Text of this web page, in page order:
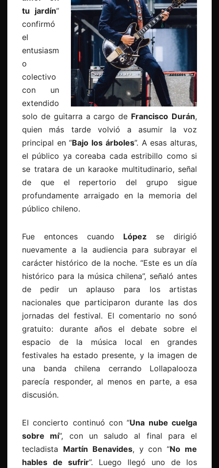
tu jardín”
confirmó
el
entusiasm
o
colectivo
con un
extendido
solo de guitarra a cargo de Francisco Durán,
quien más tarde volvió a asumir la voz
principal en “Bajo los árboles”. A esas alturas,
el público ya coreaba cada estribillo como si
se tratara de un karaoke multitudinario, señal
de que el repertorio del grupo sigue
profundamente arraigado en la memoria del
público chileno.
Fue entonces cuando López se dirigió
nuevamente a la audiencia para subrayar el
carácter histórico de la noche. “Este es un día
histórico para la música chilena”, señaló antes
de pedir un aplauso para los artistas
nacionales que participaron durante las dos
jornadas del festival. El comentario no sonó
gratuito: durante años el debate sobre el
espacio de la música local en grandes
festivales ha estado presente, y la imagen de
una banda chilena cerrando Lollapalooza
parecía responder, al menos en parte, a esa
discusión.
El concierto continuó con “Una nube cuelga
sobre mí”, con un saludo al final para el
tecladista Martín Benavides, y con “No me
hables de sufrir”. Luego llegó uno de los